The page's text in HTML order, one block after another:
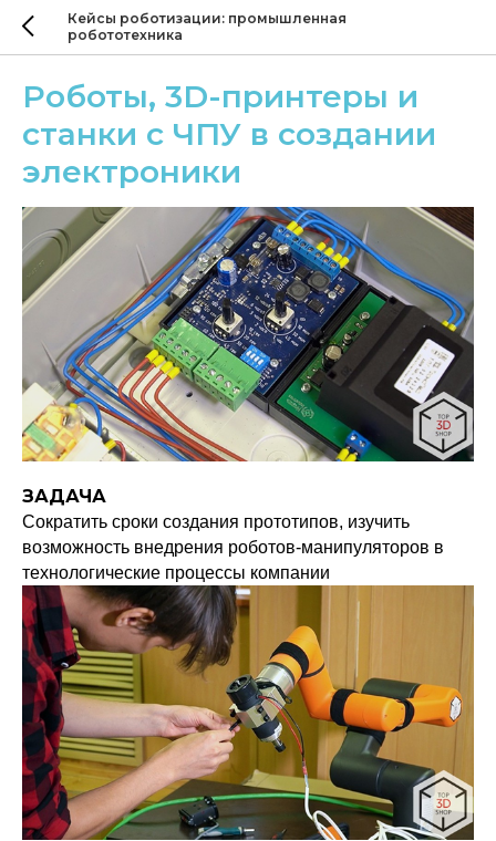
Кейсы роботизации: промышленная
робототехника
Роботы, 3D-принтеры и
станки с ЧПУ в создании
электроники
ЗАДАЧА
Сократить сроки создания прототипов, изучить
возможность внедрения роботов-манипуляторов в
технологические процессы компании